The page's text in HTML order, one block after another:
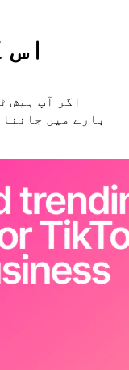
اگر آپ ہیش
بارے میں